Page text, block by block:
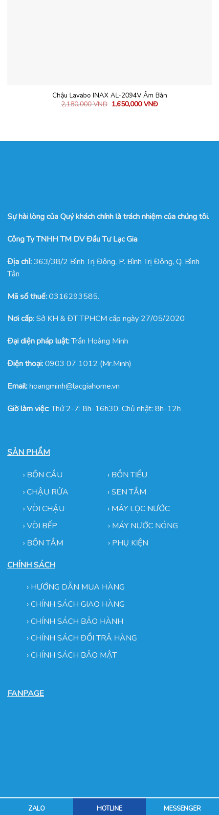
Chậu Lavabo INAX AL-2094V Âm Bàn
2,180,000VNĐ 1,650,000VNĐ
Sự hài lòng của Quý khách chính là trách nhiệm của chúng tôi.
Công Ty TNHH TM DV Đầu Tư Lạc Gia
Địa chỉ:363/38/2 Bình Trị Đông, P. Bình Trị Đông, Q. Bình
Tân
Mã số thuế:0316293585.
Nơi cấp: Sở KH & ĐT TPHCM cấp ngày 27/05/2020
Đại diện pháp luật:Trần Hoàng Minh
Điện thoại:0903 07 1012 (Mr.Minh)
Email:hoangminh@lacgiahome.vn
Giờ làm việc: Thứ 2-7: 8h-16h30. Chủ nhật: 8h-12h
SẢN PHẨM
› BỒN CẦU › BỒN TIỂU
›CHẬU RỬA
› SEN TẮM
›VÒI CHẬU › MÁY LỌC NƯỚC
› VÒI BẾP
› MÁY NƯỚC NÓNG
› BỒN TẮM
› PHỤ KIỆN
CHÍNH SÁCH
› HƯỚNG DẪN MUA HÀNG
›CHÍNH SÁCH GIAO HÀNG
›CHÍNH SÁCH BẢO HÀNH
›CHÍNH SÁCH ĐỔI TRẢ HÀNG
›CHÍNH SÁCH BẢO MẬT
FANPAGE
Copyright 2026 © Trần Hoàng Minh
ZALO HOTLINE MESSENGER